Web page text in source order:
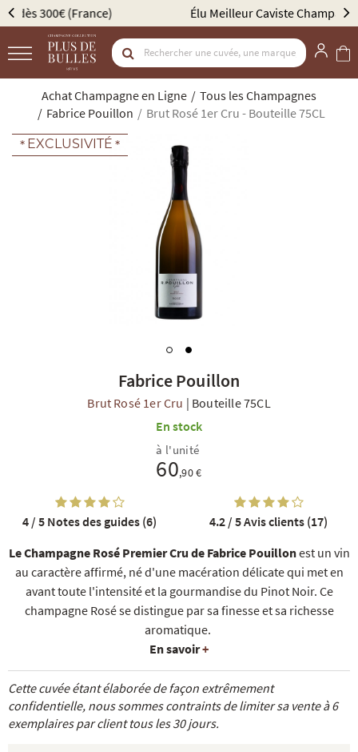
Élu Meilleur Caviste Champagne par Gault & Millau
Achat Champagne en Ligne
Tous les Champagnes
Fabrice Pouillon
Brut Rosé 1er Cru - Bouteille 75CL
EXCLUSIVITÉ
Fabrice Pouillon
Brut Rosé 1er Cru | Bouteille 75CL
En stock
Le Champagne Rosé Premier Cru de Fabrice Pouillonest un vin
au caractère affirmé, né d'une macération délicate qui met en
avant toute l'intensité et la gourmandise du Pinot Noir. Ce
champagne Rosé se distingue par sa finesse et sa richesse
aromatique.
En savoir+
à l'unité
60,90 €
4 / 5 Notes des guides (6) 4.2 / 5Avis clients (17)
Cette cuvée étant élaborée de façon extrêmement
confidentielle, nous sommes contraints de limiter sa vente à 6
exemplaires par client tous les 30 jours.